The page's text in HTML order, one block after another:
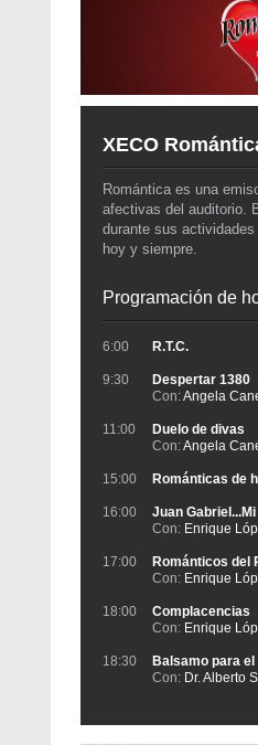
XECO
Romántica es una
afectivas del auditorio.
durante sus
hoy y siempre.
Programación de
6:00 R.T.C.
9:30
Despertar 1380
Con:Angela
11:00
Duelo de divas
Con:Angela
15:00 Románticas de
16:00
Juan
Con: Enrique
17:00
Románticos del
Con: Enrique
18:00
Complacencias
Con: Enrique
18:30
Balsamo para
Con: Dr. Alberto